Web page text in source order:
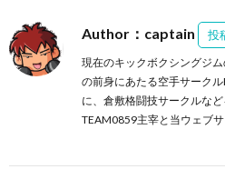
Author：captain 投
現在のキックボクシングジ
の前身にあたる空手サーク
に、倉敷格闘技サークルな
TEAM0859主宰と当ウェブサ